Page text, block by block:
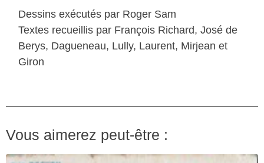
Dessins exécutés par Roger Sam
Textes recueillis par François Richard, José de
Berys, Dagueneau, Lully, Laurent, Mirjean et
Giron
Vous aimerez peut-être :